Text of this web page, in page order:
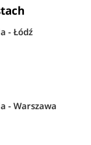
- Łódź
- Warszawa